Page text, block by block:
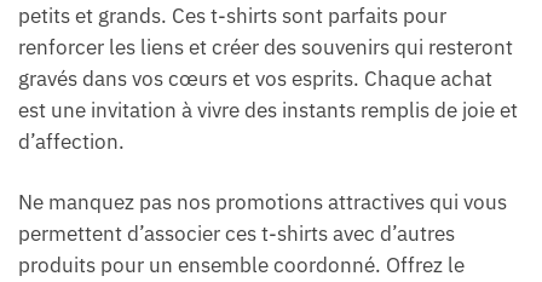
petits et grands. Ces t-shirts sont parfaits pour
renforcer les liens et créer des souvenirs qui resteront
gravés dans vos cœurs et vos esprits. Chaque achat
est une invitation à vivre des instants remplis de joie et
d’affection.
Ne manquez pas nos promotions attractives qui vous
permettent d’associer ces t-shirts avec d’autres
produits pour un ensemble coordonné. Offrez le